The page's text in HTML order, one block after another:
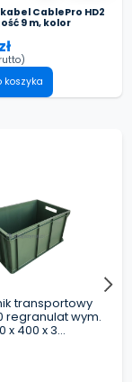
kabel CablePro HD2
9 m, kolor
koszyka